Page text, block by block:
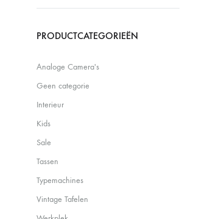
Search
PRODUCTCATEGORIEËN
Analoge Camera's
Geen categorie
Interieur
Kids
Sale
Tassen
Typemachines
Vintage Tafelen